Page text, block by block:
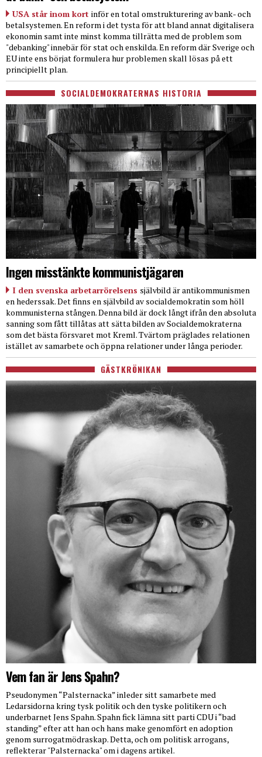
USA står inom kort inför en total omstrukturering av bank- och
betalsystemen. En reform i det tysta för att bland annat digitalisera
ekonomin samt inte minst komma tillrätta med de problem som
"debanking" innebär för stat och enskilda. En reform där Sverige och
EU inte ens börjat formulera hur problemen skall lösas på ett
principiellt plan.
SOCIALDEMOKRATERNAS HISTORIA
Ingen misstänkte kommunistjägaren
I den svenska arbetarrörelsens självbild är antikommunismen
en hederssak. Det finns en självbild av socialdemokratin som höll
kommunisterna stången. Denna bild är dock långt ifrån den absoluta
sanning som fått tillåtas att sätta bilden av Socialdemokraterna
som det bästa försvaret mot Kreml. Tvärtom präglades relationen
istället av samarbete och öppna relationer under långa perioder.
GÄSTKRÖNIKAN
Vem fan är Jens Spahn?
Pseudonymen “Palsternacka” inleder sitt samarbete med
Ledarsidorna kring tysk politik och den tyske politikern och
underbarnet Jens Spahn. Spahn fick lämna sitt parti CDU i “bad
standing” efter att han och hans make genomfört en adoption
genom surrogatmödraskap. Detta, och om politisk arrogans,
reflekterar "Palsternacka" om i dagens artikel.